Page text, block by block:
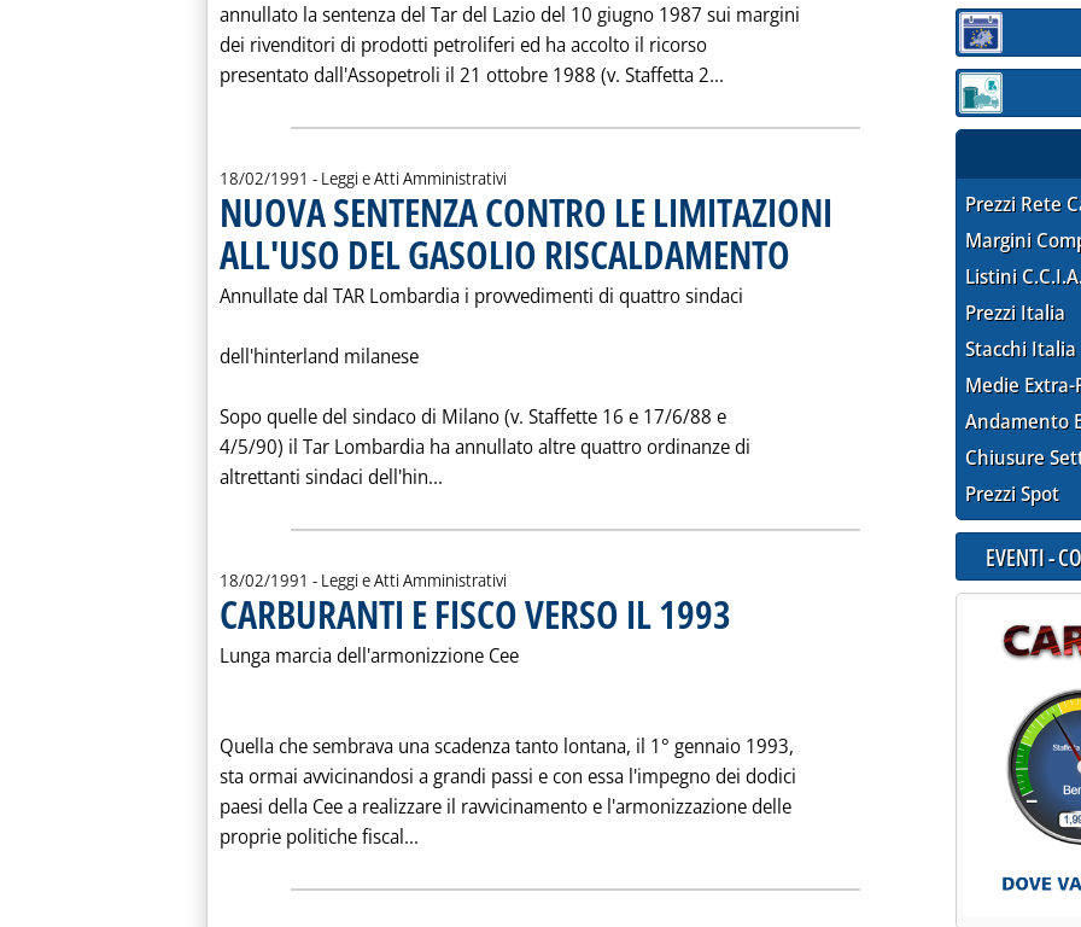
annullato la sentenza del Tar del Lazio del 10 giugno 1987 sui margini
dei rivenditori di prodotti petroliferi ed ha accolto il ricorso
presentato dall'Assopetroli il 21 ottobre 1988 (v. Staffetta 2... Leggi tutta la notizia: 'VITTORIA
18/02/1991 - Leggi e Atti Amministrativi
NUOVA SENTENZA CONTRO LE LIMITAZIONI
ALL'USO DEL GASOLIO RISCALDAMENTO . Pubblicata lunedì 18 febbraio 1991 alle 0.0.
Annullate dal TAR Lombardia i provvedimenti di quattro sindaci
dell'hinterland milanese
Sopo quelle del sindaco di Milano (v. Staffette 16 e 17/6/88 e
4/5/90) il Tar Lombardia ha annullato altre quattro ordinanze di
altrettanti sindaci dell'hin...
18/02/1991 - Leggi e Atti Amministrativi
CARBURANTI E FISCO VERSO IL 1993 . Pubblicata lunedì 18 febbraio 1991 alle 0.0.
Lunga marcia dell'armonizzione Cee
Quella che sembrava una scadenza tanto lontana, il 1° gennaio 1993,
sta ormai avvicinandosi a grandi passi e con essa l'impegno dei dodici
paesi della Cee a realizzare il ravvicinamento e l'armonizzazione delle
proprie politiche fiscal...
Sezione:
Sezione:
Prezzi Rete
Margini
Listini
Prezzi Italia
Stacchi Italia
Medie Extra-
Andamento
Chiusure
Prezzi Spot
EVENTI -